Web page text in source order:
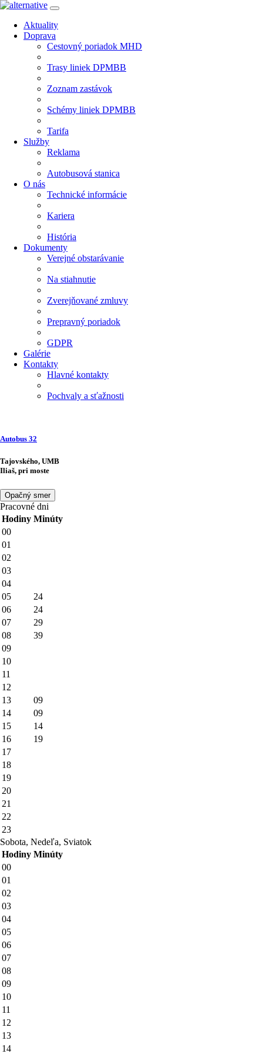
Aktuality
Doprava
Cestovný poriadok MHD
Trasy liniek DPMBB
Zoznam zastávok
Schémy liniek DPMBB
Tarifa
Služby
Reklama
Autobusová stanica
O nás
Technické informácie
Kariera
História
Dokumenty
Verejné obstarávanie
Na stiahnutie
Zverejňované zmluvy
Prepravný poriadok
GDPR
Galérie
Kontakty
Hlavné kontakty
Pochvaly a sťažnosti
Autobus 32
Tajovského, UMB
Iliaš, pri moste
Opačný smer
Pracovné dni
Hodiny Minúty
00
01
02
03
04
05
24
06
24
07
29
08
39
09
10
11
12
13
09
14
09
15
14
16
19
17
18
19
20
21
22
23
Sobota, Nedeľa, Sviatok
Hodiny Minúty
00
01
02
03
04
05
06
07
08
09
10
11
12
13
14